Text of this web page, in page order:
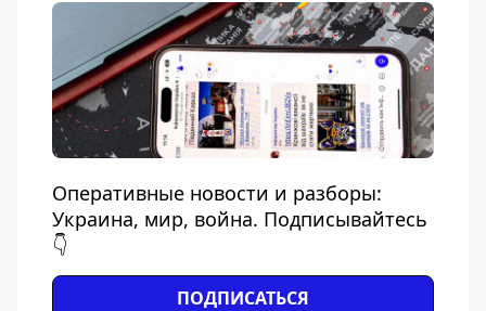
Оперативные новости и разборы:
Украина, мир, война. Подписывайтесь
👇
ПОДПИСАТЬСЯ